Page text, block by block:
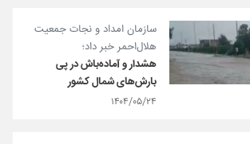
سازمان امداد و نجات جمعیت
هلال‌احمر خبر داد؛
هشدار و آماده‌باش در پی
بارش‌های شمال کشور
۱۴۰۴/۰۵/۲۴